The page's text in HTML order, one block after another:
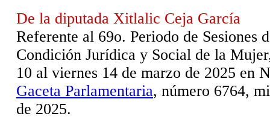
De la diputada Xitlalic Ceja García
Referente al 69o. Periodo de Sesiones
Condición Jurídica y Social de la
10 al viernes 14 de marzo de 2025 en
Gaceta Parlamentaria, número 6764,
de 2025.